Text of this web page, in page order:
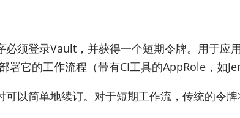
须登录Vault，并获得一个短期令牌。用于应
它的工作流程（带有CI工具的AppRole，如
以简单地续订。对于短期工作流，传统的令